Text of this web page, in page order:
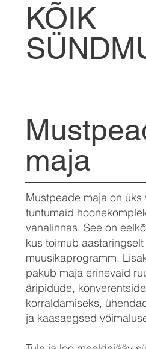
KÕIK
Mustpeade maja on üks
tuntumaid
vanalinnas. See on
kus toimub
muusikaprogramm.
pakub maja erinevaid
äripidude,
korraldamiseks,
ja kaasaegsed
maja